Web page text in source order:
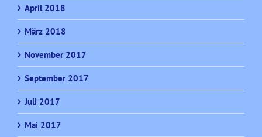
April 2018
März 2018
November 2017
September 2017
Juli 2017
Mai 2017